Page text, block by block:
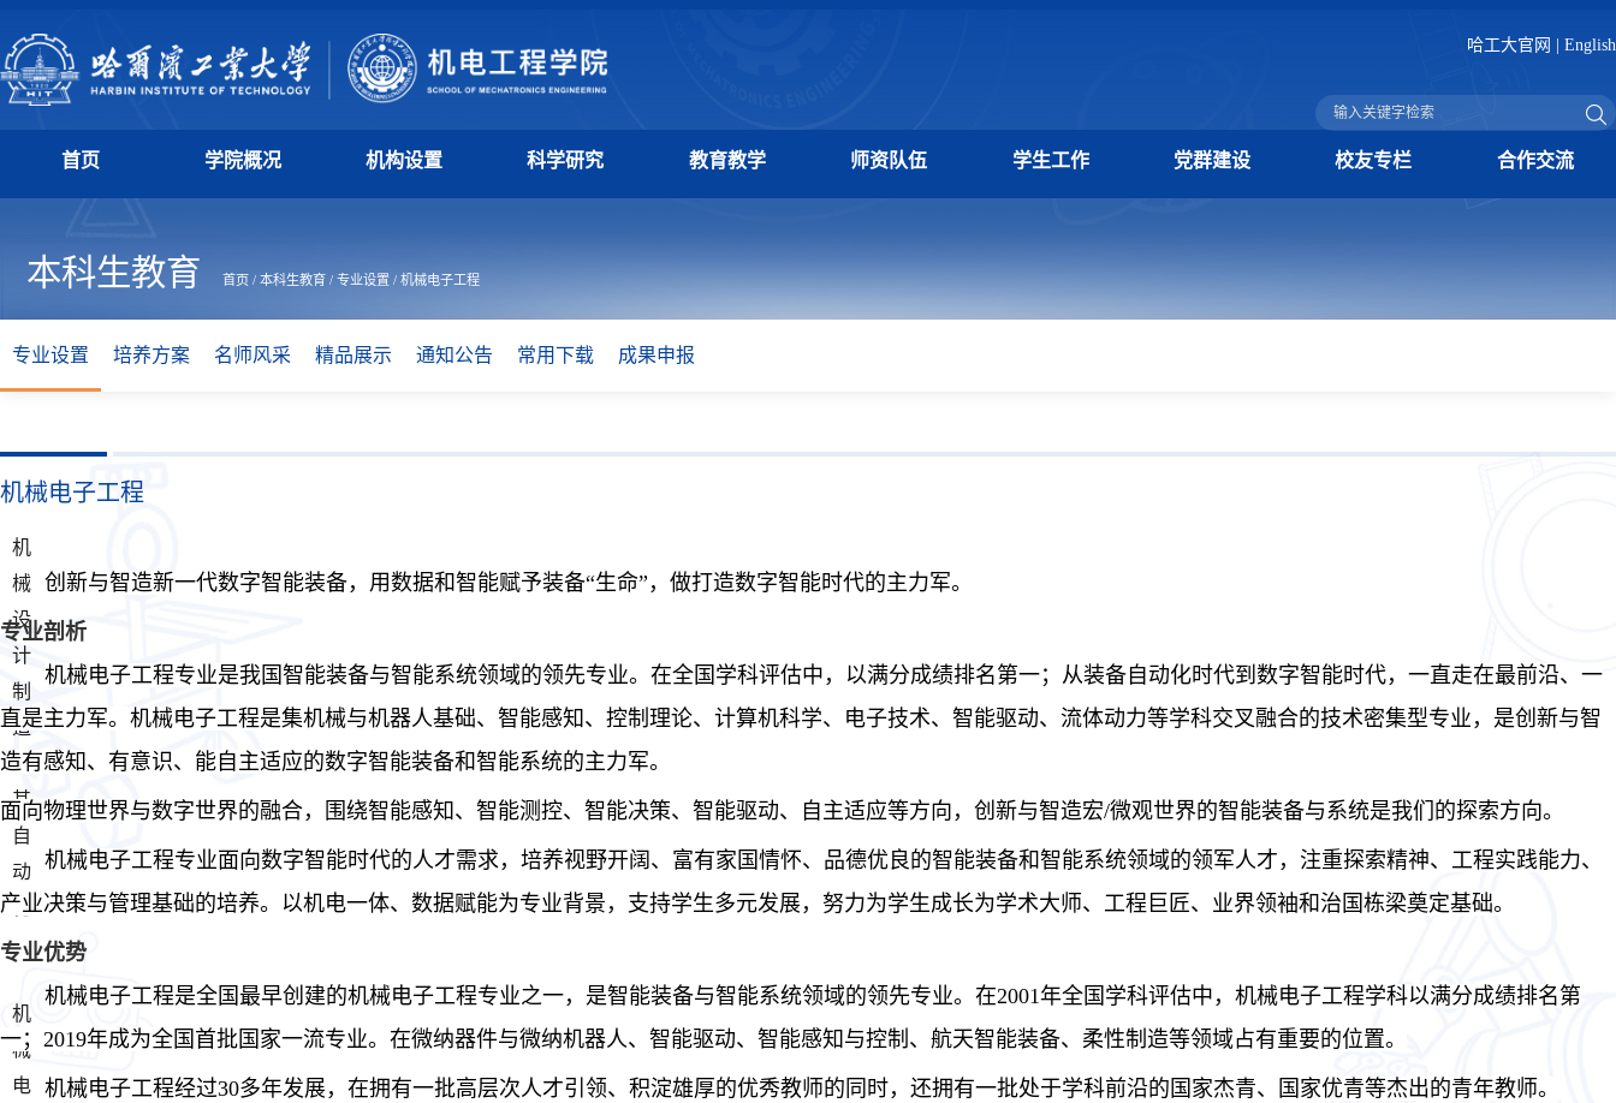
哈工大官网 English
首页 学院概况 机构设置 科学研究 教育教学 师资队伍 学生工作 党群建设 校友专栏 合作交流
本科生教育 首页 / 本科生教育 / 专业设置 / 机械电子工程
专业设置 培养方案 名师风采 精品展示 通知公告 常用下载 成果申报
机
械
设
计
制
造
及
其
自
动
化
机
械
电
机械电子工程
创新与智造新一代数字智能装备，用数据和智能赋予装备“生命”，做打造数字智能时代的主力军。
专业剖析
机械电子工程专业是我国智能装备与智能系统领域的领先专业。在全国学科评估中，以满分成绩排名第一；从装备自动化时代到数字智能时代，一直走在最前沿、一
直是主力军。机械电子工程是集机械与机器人基础、智能感知、控制理论、计算机科学、电子技术、智能驱动、流体动力等学科交叉融合的技术密集型专业，是创新与智
造有感知、有意识、能自主适应的数字智能装备和智能系统的主力军。
面向物理世界与数字世界的融合，围绕智能感知、智能测控、智能决策、智能驱动、自主适应等方向，创新与智造宏/微观世界的智能装备与系统是我们的探索方向。
机械电子工程专业面向数字智能时代的人才需求，培养视野开阔、富有家国情怀、品德优良的智能装备和智能系统领域的领军人才，注重探索精神、工程实践能力、
产业决策与管理基础的培养。以机电一体、数据赋能为专业背景，支持学生多元发展，努力为学生成长为学术大师、工程巨匠、业界领袖和治国栋梁奠定基础。
专业优势
机械电子工程是全国最早创建的机械电子工程专业之一，是智能装备与智能系统领域的领先专业。 在2001年全国学科评估中，机械电子工程学科以满分成绩排名第
一；2019年成为全国首批国家一流专业。在微纳器件与微纳机器人、智能驱动、智能感知与控制、航天智能装备、柔性制造等领域占有重要的位置。
机械电子工程经过30多年发展，在拥有一批高层次人才引领、积淀雄厚的优秀教师的同时，还拥有一批处于学科前沿的国家杰青、国家优青等杰出的青年教师。